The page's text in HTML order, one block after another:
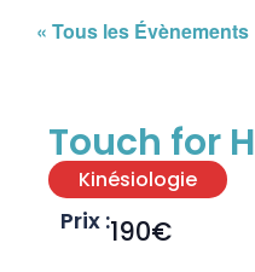
« Tous les Évènements
Touch for
Kinésiologie
Prix :190€